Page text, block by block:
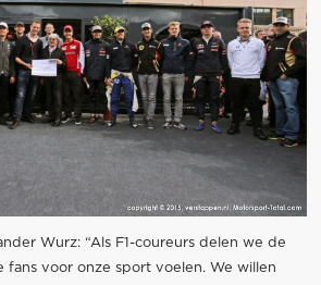
Wurz: “Als F1-coureurs delen we de
fans voor onze sport voelen. We willen